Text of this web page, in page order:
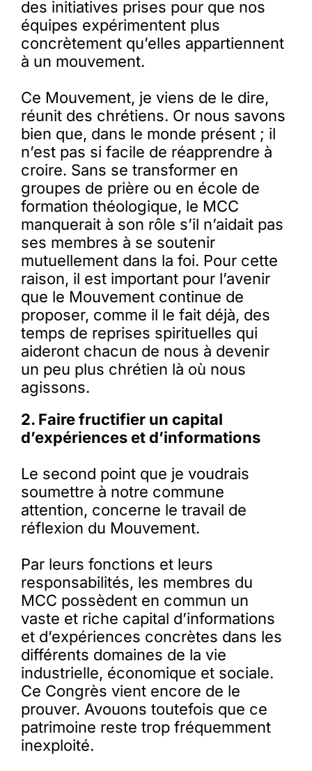
des initiatives prises pour que nos
équipes expérimentent plus
concrètement qu’elles appartiennent
à un mouvement.
Ce Mouvement, je viens de le dire,
réunit des chrétiens. Or nous savons
bien que, dans le monde présent ; il
n’est pas si facile de réapprendre à
croire. Sans se transformer en
groupes de prière ou en école de
formation théologique, le MCC
manquerait à son rôle s’il n’aidait pas
ses membres à se soutenir
mutuellement dans la foi. Pour cette
raison, il est important pour l’avenir
que le Mouvement continue de
proposer, comme il le fait déjà, des
temps de reprises spirituelles qui
aideront chacun de nous à devenir
un peu plus chrétien là où nous
agissons.
2. Faire fructifier un capital
d’expériences et d’informations
Le second point que je voudrais
soumettre à notre commune
attention, concerne le travail de
réflexion du Mouvement.
Par leurs fonctions et leurs
responsabilités, les membres du
MCC possèdent en commun un
vaste et riche capital d’informations
et d’expériences concrètes dans les
différents domaines de la vie
industrielle, économique et sociale.
Ce Congrès vient encore de le
prouver. Avouons toutefois que ce
patrimoine reste trop fréquemment
inexploité.